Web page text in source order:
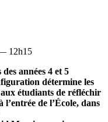
12h15
années 4 et 5
détermine les
étudiants de réfléchir
de l’École, dans